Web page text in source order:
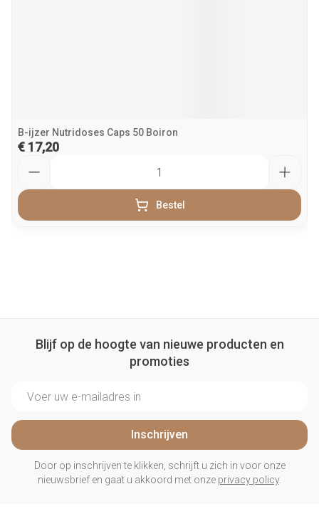
B-ijzer Nutridoses Caps 50 Boiron
€ 17,20
Bestel
Blijf op de hoogte van nieuwe producten en
promoties
Inschrijven
Door op inschrijven te klikken, schrijft u zich in voor onze
nieuwsbrief en gaat u akkoord met onze privacy policy.